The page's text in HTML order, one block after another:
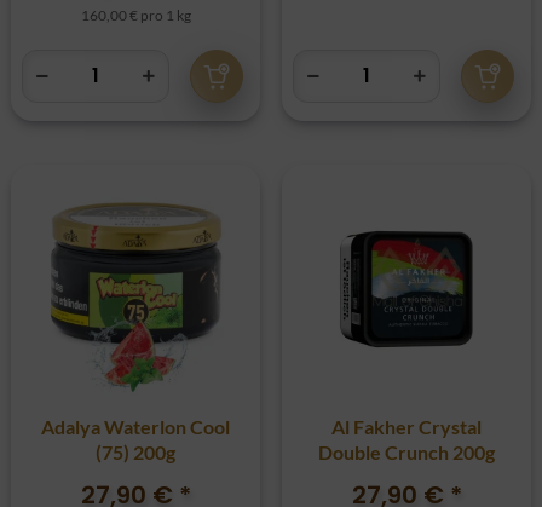
160,00 € pro 1 kg
Adalya Waterlon Cool
(75) 200g
27,90 € *
Al Fakher Crystal
Double Crunch 200g
27,90 € *